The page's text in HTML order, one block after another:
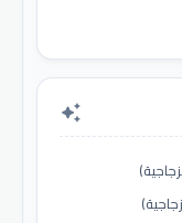
auto_awesome